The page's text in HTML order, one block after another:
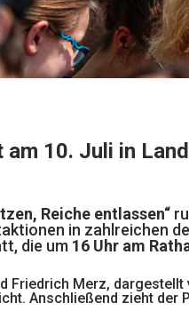
10. Juli in
Reiche entlassen“
in zahlreichen
die um 16 Uhr am
Friedrich Merz,
Anschließend zieht der